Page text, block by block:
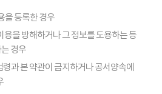
을 등록한 경우
을 방해하거나 그 정보를 도용하는 등
경우
과 본 약관이 금지하거나 공서양속에